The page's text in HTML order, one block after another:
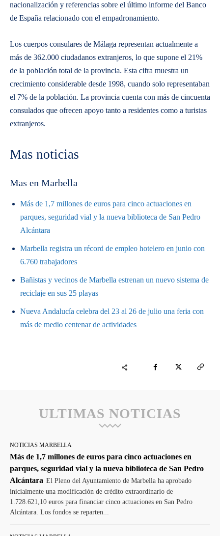
nacionalización y referencias sobre el último informe del Banco
de España relacionado con el empadronamiento.
Los cuerpos consulares de Málaga representan actualmente a
más de 362.000 ciudadanos extranjeros, lo que supone el 21%
de la población total de la provincia. Esta cifra muestra un
crecimiento considerable desde 1998, cuando solo representaban
el 7% de la población. La provincia cuenta con más de cincuenta
consulados que ofrecen apoyo tanto a residentes como a turistas
extranjeros.
Mas noticias
Mas en Marbella
Más de 1,7 millones de euros para cinco actuaciones en
parques, seguridad vial y la nueva biblioteca de San Pedro
Alcántara
Marbella registra un récord de empleo hotelero en junio con
6.760 trabajadores
Bañistas y vecinos de Marbella estrenan un nuevo sistema de
reciclaje en sus 25 playas
Nueva Andalucía celebra del 23 al 26 de julio una feria con
más de medio centenar de actividades
ULTIMAS NOTICIAS
NOTICIAS MARBELLA
Más de 1,7 millones de euros para cinco actuaciones en
parques, seguridad vial y la nueva biblioteca de San Pedro
Alcántara El Pleno del Ayuntamiento de Marbella ha aprobado
inicialmente una modificación de crédito extraordinario de
1.728.621,10 euros para financiar cinco actuaciones en San Pedro
Alcántara. Los fondos se reparten...